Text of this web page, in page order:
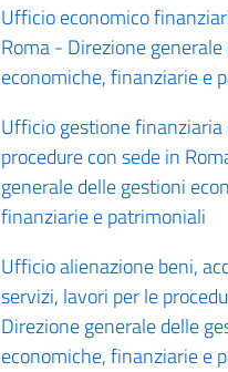
Ufficio economico
Roma - Direzione
economiche, finanziarie e
Ufficio gestione finanziaria
procedure con sede in
generale delle gestioni
finanziarie e patrimoniali
Ufficio alienazione beni,
servizi, lavori per le
Direzione generale delle
economiche, finanziarie e